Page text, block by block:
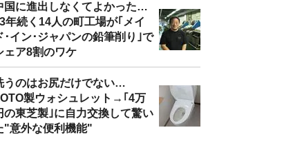
国に進出しなくてよかった…
年続く14人の町工場が｢メイ
･イン･ジャパンの鉛筆削り｣で
ェア8割のワケ
うのはお尻だけでない…
製ウォシュレット→｢4万
の東芝製｣に自力交換して驚い
"意外な便利機能"